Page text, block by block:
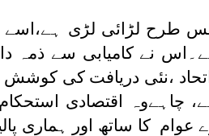
لڑائی لڑی ہے،اسے
نے کامیابی سے ذمہ
،نئی دریافت کی کوشش
چاہےوہ اقتصادی
کا ساتھ اور ہماری